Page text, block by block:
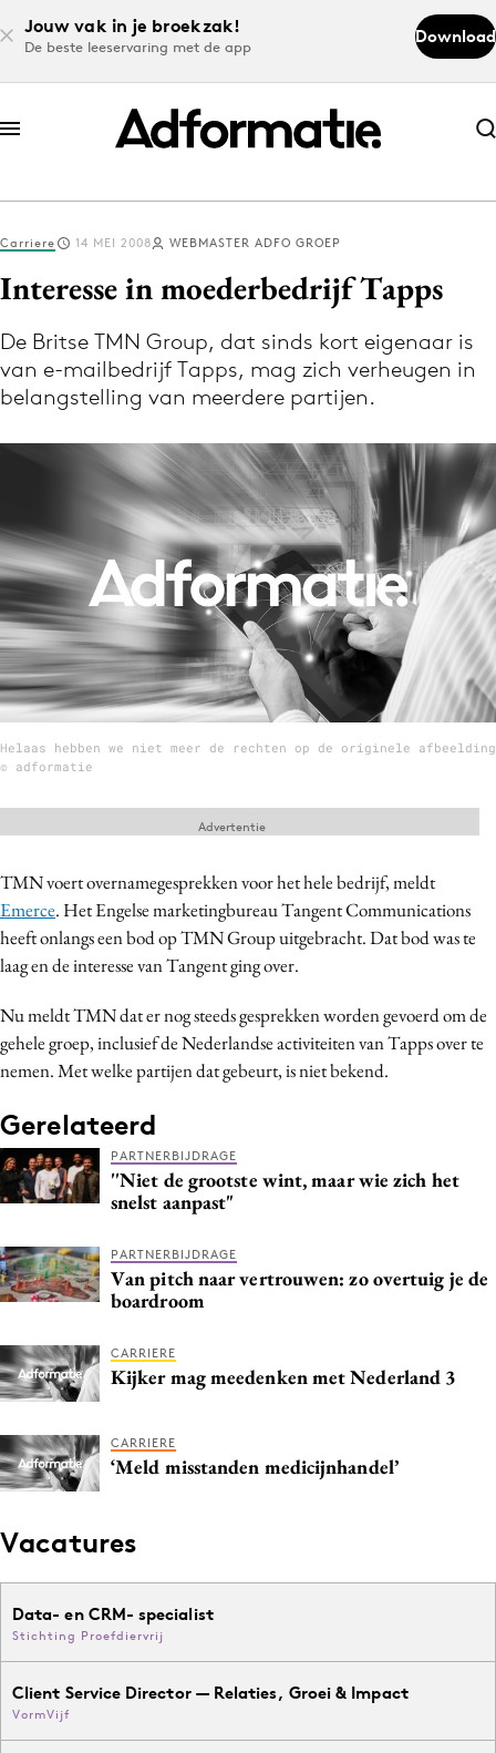
Jouw vak in je broekzak!
De beste leeservaring met de app
Download
Abonneer nu
Abonneer nu
Log in
Download de app
Volg het laatste nieuws via de Adformatie
Nieuws app
Menu
Home
9 sept: GenAI-training
12 nov: MarketingLive!
Adverteren
Events
Partners
Topics
Artificial Intelligence
Bureaus
Campagnes
Carriere
Contentmarketing
Craft
Customer Experience
Data & Insights
Design
Digital transformation
Effectiviteit
Gedragsverandering
Interne communicatie
Martech
Merkstrategie
PR
Programmatic
Purpose Marketing
Carriere 14 MEI 2008 WEBMASTER ADFO GROEP
Interesse in moederbedrijf Tapps
De Britse TMN Group, dat sinds kort eigenaar is
van e-mailbedrijf Tapps, mag zich verheugen in
belangstelling van meerdere partijen.
Helaas hebben we niet meer de rechten op de originele afbeelding
© adformatie
TMN voert overnamegesprekken voor het hele bedrijf, meldt
Emerce. Het Engelse marketingbureau Tangent Communications
heeft onlangs een bod op TMN Group uitgebracht. Dat bod was te
laag en de interesse van Tangent ging over.
Nu meldt TMN dat er nog steeds gesprekken worden gevoerd om de
gehele groep, inclusief de Nederlandse activiteiten van Tapps over te
nemen. Met welke partijen dat gebeurt, is niet bekend.
Gerelateerd
PARTNERBIJDRAGE
''Niet de grootste wint, maar wie zich het
snelst aanpast"
PARTNERBIJDRAGE
Van pitch naar vertrouwen: zo overtuig je de
boardroom
CARRIERE
Kijker mag meedenken met Nederland 3
CARRIERE
‘Meld misstanden medicijnhandel’
Vacatures
Data- en CRM- specialist
Stichting Proefdiervrij
Client Service Director — Relaties, Groei & Impact
VormVijf
Advertentie